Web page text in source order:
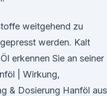
weitgehend zu
werden. Kalt
erkennen Sie an seiner
| Wirkung,
& Dosierung Hanföl aus